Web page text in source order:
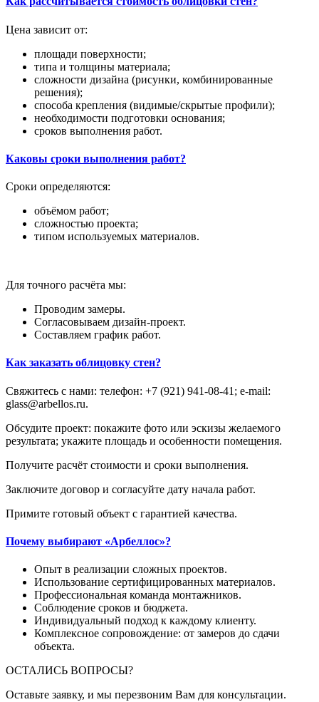
Цена зависит от:
площади поверхности;
типа и толщины материала;
сложности дизайна (рисунки, комбинированные
решения);
способа крепления (видимые/скрытые профили);
необходимости подготовки основания;
сроков выполнения работ.
Каковы сроки выполнения работ?
Сроки определяются:
объёмом работ;
сложностью проекта;
типом используемых материалов.
Для точного расчёта мы:
Проводим замеры.
Согласовываем дизайн-проект.
Составляем график работ.
Как заказать облицовку стен?
Свяжитесь с нами: телефон: +7 (921) 941-08-41; e-mail:
glass@arbellos.ru.
Обсудите проект: покажите фото или эскизы желаемого
результата; укажите площадь и особенности помещения.
Получите расчёт стоимости и сроки выполнения.
Заключите договор и согласуйте дату начала работ.
Примите готовый объект с гарантией качества.
Почему выбирают «Арбеллос»?
Опыт в реализации сложных проектов.
Использование сертифицированных материалов.
Профессиональная команда монтажников.
Соблюдение сроков и бюджета.
Индивидуальный подход к каждому клиенту.
Комплексное сопровождение: от замеров до сдачи
объекта.
ОСТАЛИСЬ ВОПРОСЫ?
Оставьте заявку, и мы перезвоним Вам для консультации.